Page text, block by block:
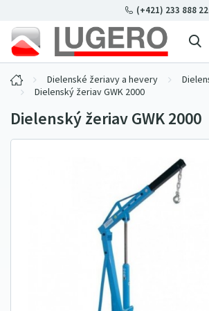
(+421) 233 888
Dielenské žeriavy a hevery
Dielenský žeriav GWK 2000
Dielenský žeriav GWK 2000